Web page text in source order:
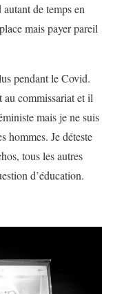
de temps en
mais payer pareil
pendant le Covid.
au commissariat et il
mais je ne suis
hommes. Je déteste
tous les autres
d’éducation.